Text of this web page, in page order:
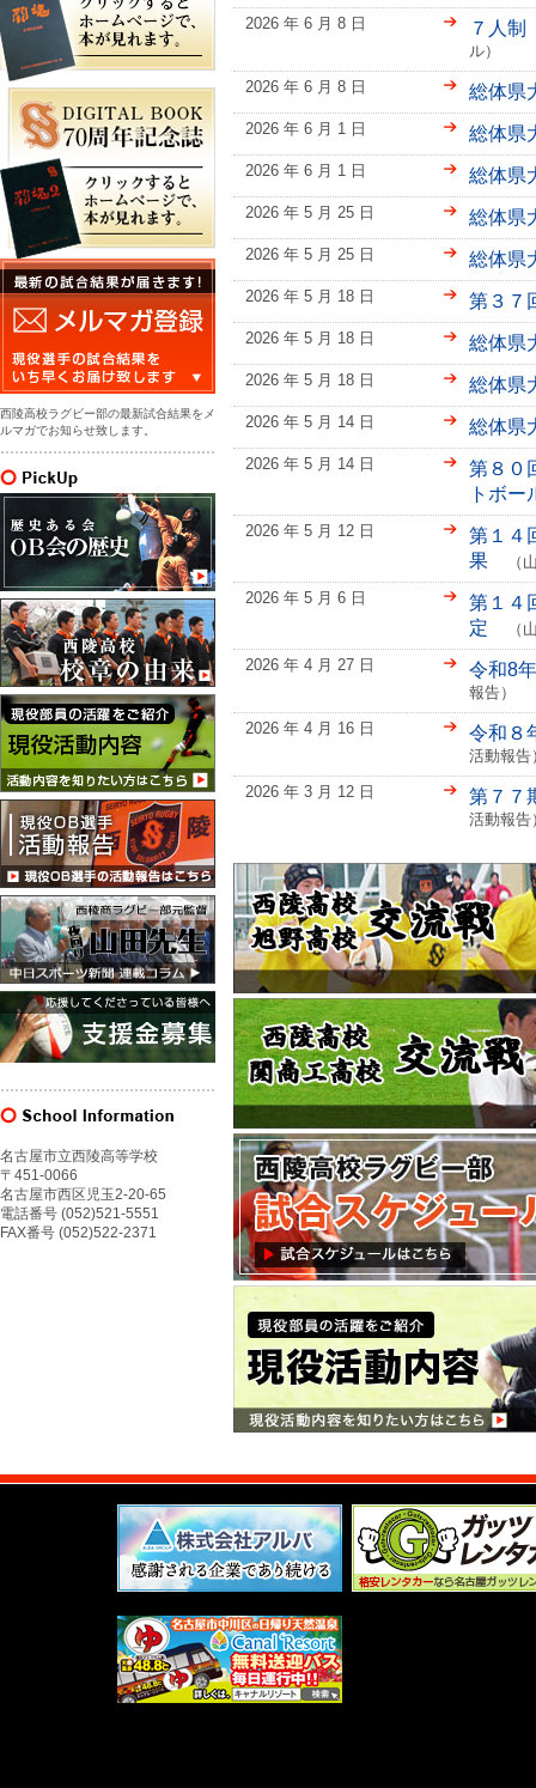
西陵高校ラグビー部の最新試合結果をメ
ルマガでお知らせ致します。
名古屋市立西陵高等学校
〒451-0066
名古屋市西区児玉2-20-65
電話番号 (052)521-5551
FAX番号 (052)522-2371
2026 年 6 月 8 日 ７人
ル）
2026 年 6 月 8 日
総体県
2026 年 6 月 1 日 総体県
2026 年 6 月 1 日 総体県
2026 年 5 月 25 日 総体県
2026 年 5 月 25 日 総体県
2026 年 5 月 18 日 第３７
2026 年 5 月 18 日 総体県
2026 年 5 月 18 日 総体県
2026 年 5 月 14 日 総体県
2026 年 5 月 14 日
第８０
トボ
2026 年 5 月 12 日
第１４
果 （山
2026 年 5 月 6 日
第１４
定 （山
2026 年 4 月 27 日
令和8
報告）
2026 年 4 月 16 日
令和８
活動報告
2026 年 3 月 12 日
第７７
活動報告